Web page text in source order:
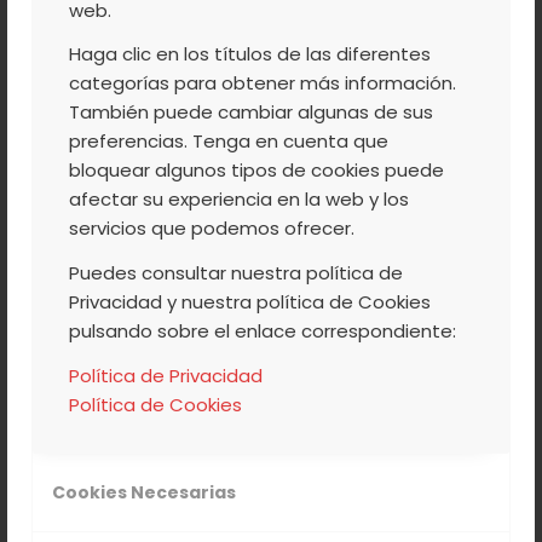
web.
Haga clic en los títulos de las diferentes
categorías para obtener más información.
También puede cambiar algunas de sus
preferencias. Tenga en cuenta que
bloquear algunos tipos de cookies puede
afectar su experiencia en la web y los
servicios que podemos ofrecer.
Puedes consultar nuestra política de
Privacidad y nuestra política de Cookies
pulsando sobre el enlace correspondiente:
Política de Privacidad
Política de Cookies
Cookies Necesarias
Paso 6
vueltas con una cuchara de madera
trabajando al principio enérgicamente
para conseguir una mezcla homogénea.
Paso 7:Se baja el fuego y se sigue
trabajando las migas mas lentamente
hasta que estén bien doradas,
aproximadamente de 20 a 30 minutos.
Paso 8:Se puede servir acompañadas de
pimientos fritos o bien chorizitos o
torreznos, fritos previamente en el aceite
Variantes: Añadir chorizo y pimiento verde;